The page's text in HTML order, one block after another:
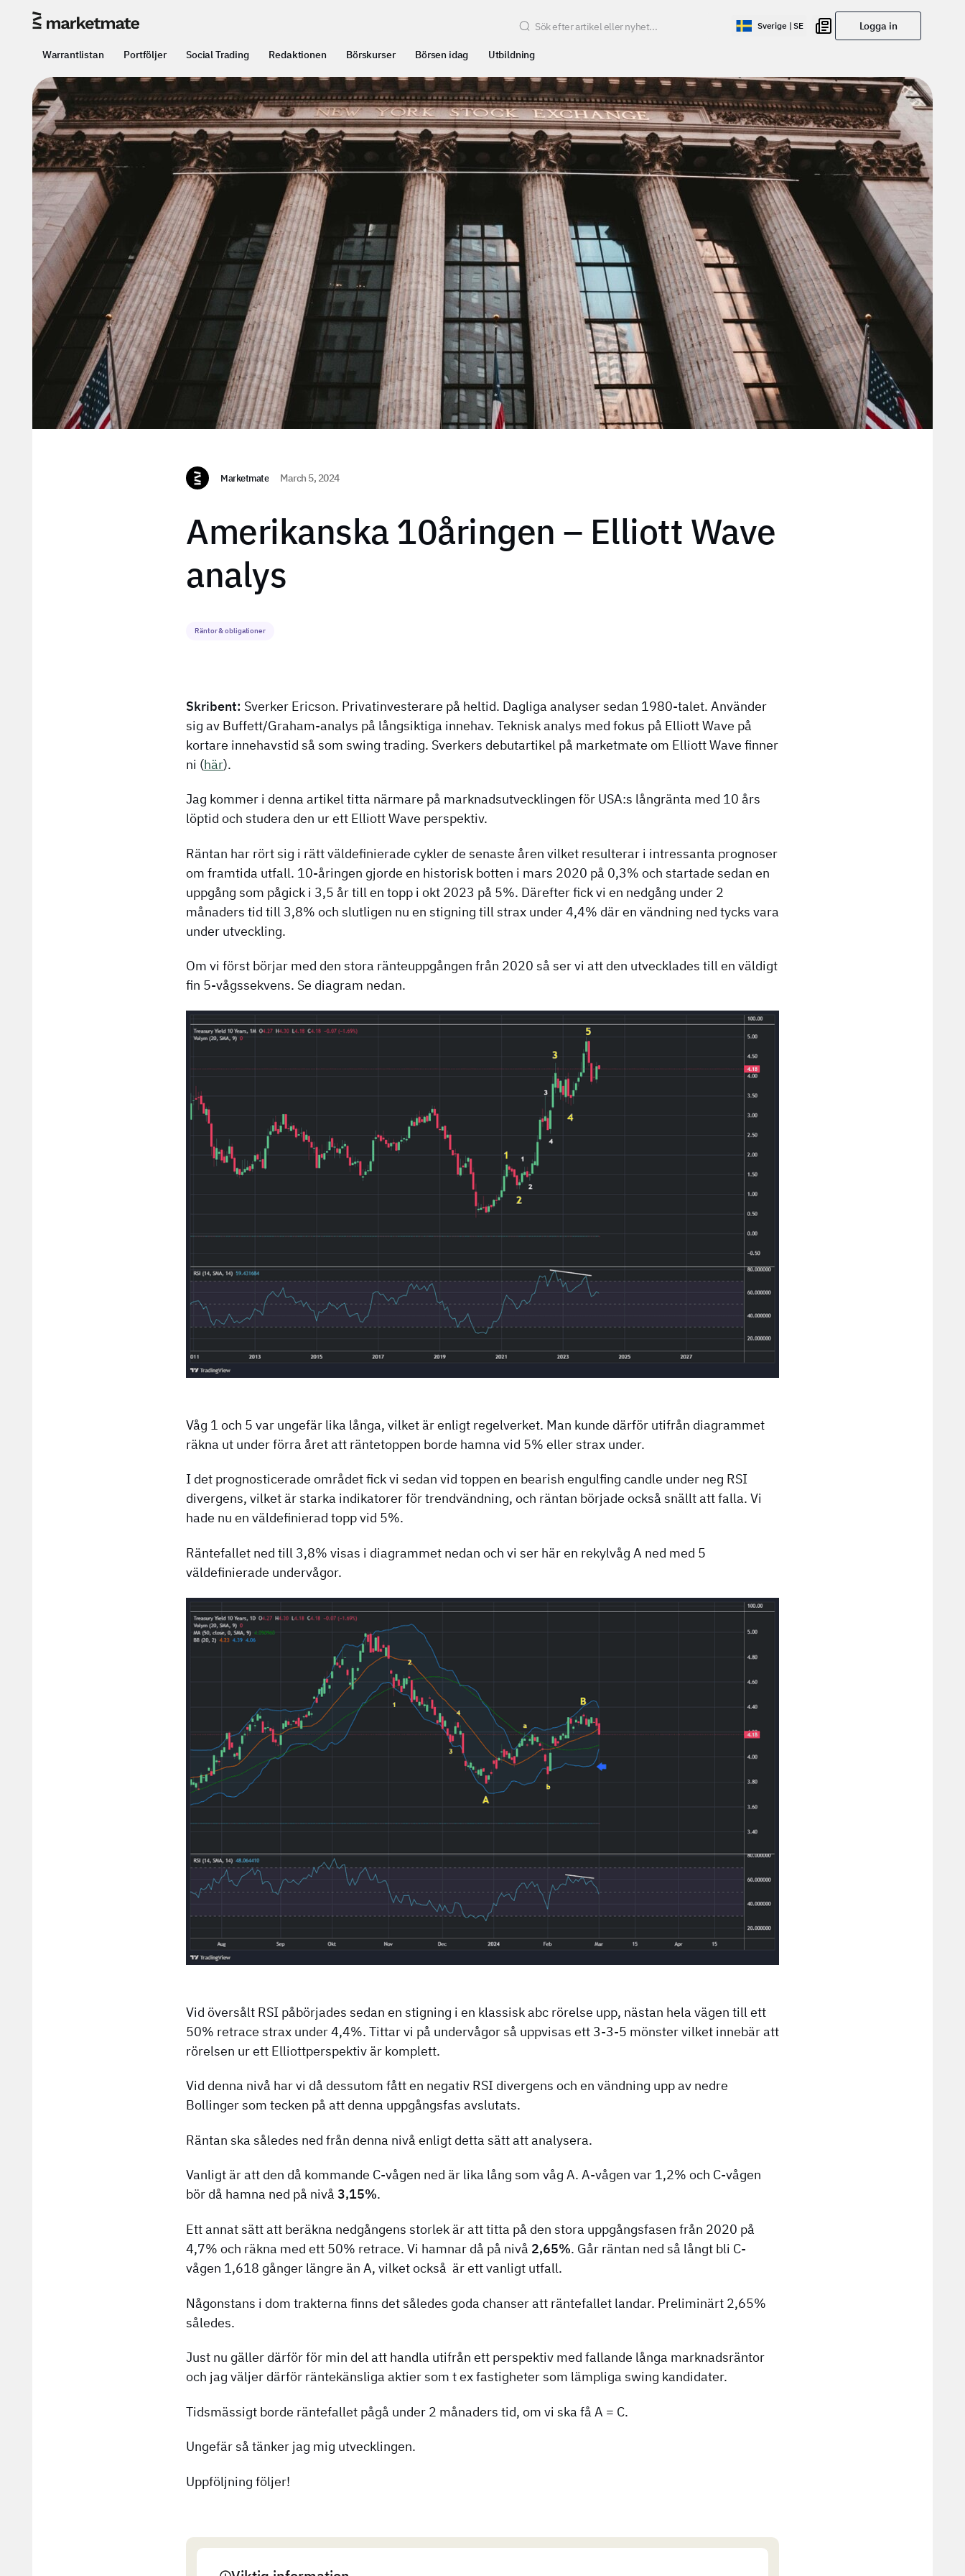
Sverige | SE Logga in
Warrantlistan Portföljer Social Trading Redaktionen Börskurser Börsen idag Utbildning
Marketmate March 5, 2024
Amerikanska 10åringen – Elliott Wave
analys
Räntor & obligationer
Skribent: Sverker Ericson. Privatinvesterare på heltid. Dagliga analyser sedan 1980-talet. Använder
sig av Buffett/Graham-analys på långsiktiga innehav. Teknisk analys med fokus på Elliott Wave på
kortare innehavstid så som swing trading. Sverkers debutartikel på marketmate om Elliott Wave finner
ni (här).
Jag kommer i denna artikel titta närmare på marknadsutvecklingen för USA:s långränta med 10 års
löptid och studera den ur ett Elliott Wave perspektiv.
Räntan har rört sig i rätt väldefinierade cykler de senaste åren vilket resulterar i intressanta prognoser
om framtida utfall. 10-åringen gjorde en historisk botten i mars 2020 på 0,3% och startade sedan en
uppgång som pågick i 3,5 år till en topp i okt 2023 på 5%. Därefter fick vi en nedgång under 2
månaders tid till 3,8% och slutligen nu en stigning till strax under 4,4% där en vändning ned tycks vara
under utveckling.
Om vi först börjar med den stora ränteuppgången från 2020 så ser vi att den utvecklades till en väldigt
fin 5-vågssekvens. Se diagram nedan.
Våg 1 och 5 var ungefär lika långa, vilket är enligt regelverket. Man kunde därför utifrån diagrammet
räkna ut under förra året att räntetoppen borde hamna vid 5% eller strax under.
I det prognosticerade området fick vi sedan vid toppen en bearish engulfing candle under neg RSI
divergens, vilket är starka indikatorer för trendvändning, och räntan började också snällt att falla. Vi
hade nu en väldefinierad topp vid 5%.
Räntefallet ned till 3,8% visas i diagrammet nedan och vi ser här en rekylvåg A ned med 5
väldefinierade undervågor.
Vid översålt RSI påbörjades sedan en stigning i en klassisk abc rörelse upp, nästan hela vägen till ett
50% retrace strax under 4,4%. Tittar vi på undervågor så uppvisas ett 3-3-5 mönster vilket innebär att
rörelsen ur ett Elliottperspektiv är komplett.
Vid denna nivå har vi då dessutom fått en negativ RSI divergens och en vändning upp av nedre
Bollinger som tecken på att denna uppgångsfas avslutats.
Räntan ska således ned från denna nivå enligt detta sätt att analysera.
Vanligt är att den då kommande C-vågen ned är lika lång som våg A. A-vågen var 1,2% och C-vågen
bör då hamna ned på nivå 3,15%.
Ett annat sätt att beräkna nedgångens storlek är att titta på den stora uppgångsfasen från 2020 på
4,7% och räkna med ett 50% retrace. Vi hamnar då på nivå 2,65%. Går räntan ned så långt bli C-
vågen 1,618 gånger längre än A, vilket också är ett vanligt utfall.
Någonstans i dom trakterna finns det således goda chanser att räntefallet landar. Preliminärt 2,65%
således.
Just nu gäller därför för min del att handla utifrån ett perspektiv med fallande långa marknadsräntor
och jag väljer därför räntekänsliga aktier som t ex fastigheter som lämpliga swing kandidater.
Tidsmässigt borde räntefallet pågå under 2 månaders tid, om vi ska få A = C.
Ungefär så tänker jag mig utvecklingen.
Uppföljning följer!